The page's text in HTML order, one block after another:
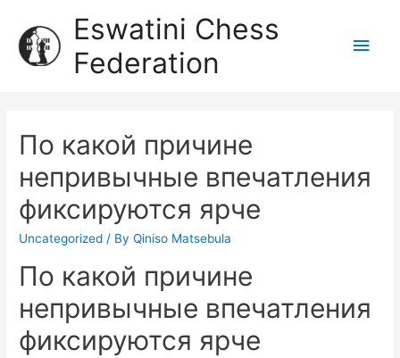
Eswatini Chess
Federation
По какой причине
непривычные впечатления
фиксируются ярче
Uncategorized / ByQiniso Matsebula
По какой причине
непривычные впечатления
фиксируются ярче